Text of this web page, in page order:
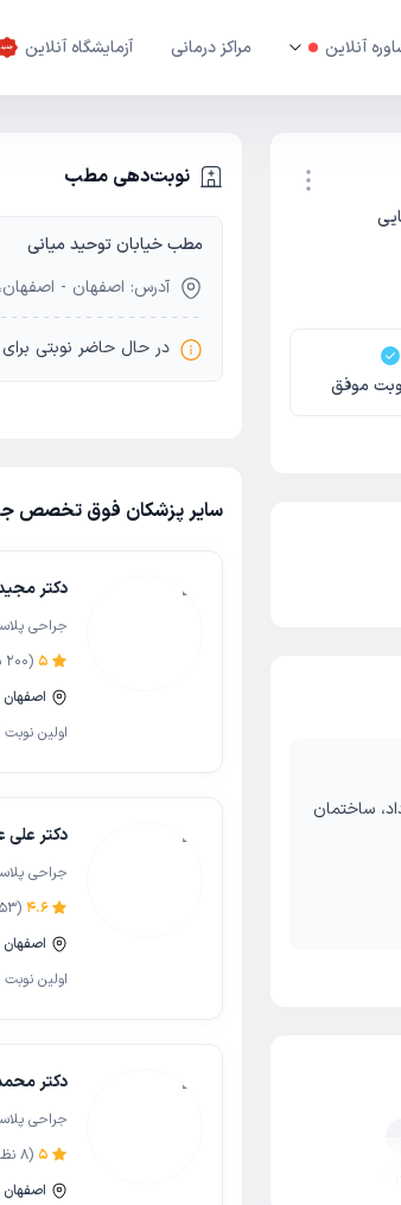
آنلاین مراکز درمانی آزمایشگاه آنلاین
موفق
نوبت‌دهی مطب
مطب خیابان توحید میانی
آدرس: اصفهان - اصفهان،
در حال حاضر نوبتی
سایر پزشکان فوق تخصص
دکتر
جراحی
5
(
200
اصفهان
اولین
دکتر علی
جراحی
4.6
(
53
اصفهان
اولین
دکتر
جراحی
5
(
8
اصفهان
ساختمان